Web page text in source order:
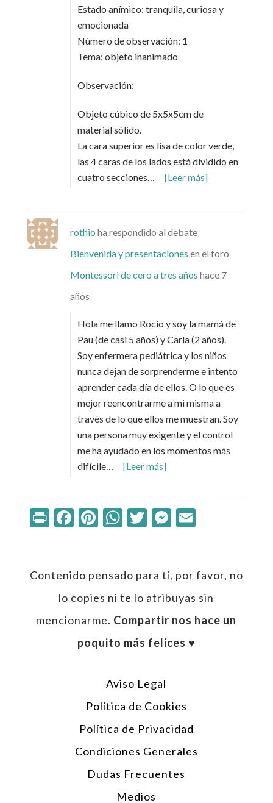
Estado anímico: tranquila, curiosa y
emocionada
Número de observación: 1
Tema: objeto inanimado
Observación:
Objeto cúbico de 5x5x5cm de
material sólido.
La cara superior es lisa de color verde,
las 4 caras de los lados está dividido en
cuatro secciones…
[Leer más]
rothio ha respondido al debate
Bienvenida y presentaciones en el foro
Montessori de cero a tres años hace 7
años
Hola me llamo Rocío y soy la mamá de
Pau (de casi 5 años) y Carla (2 años).
Soy enfermera pediátrica y los niños
nunca dejan de sorprenderme e intento
aprender cada día de ellos. O lo que es
mejor reencontrarme a mi misma a
través de lo que ellos me muestran. Soy
una persona muy exigente y el control
me ha ayudado en los momentos más
difícile…
[Leer más]
PrintFacebook
Pinterest
WhatsApp
Twitter
Messenger
Email
Contenido pensado para tí, por favor, no
lo copies ni te lo atribuyas sin
mencionarme. Compartir nos hace un
poquito más felices ♥︎
Aviso Legal
Política de Cookies
Política de Privacidad
Condiciones Generales
Dudas Frecuentes
Medios